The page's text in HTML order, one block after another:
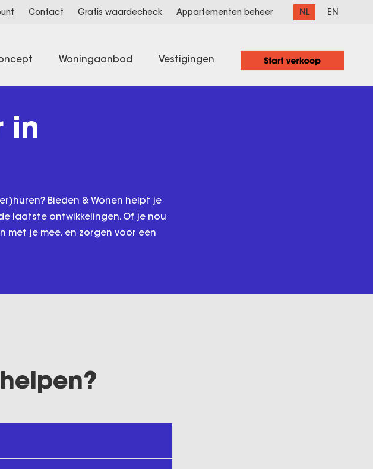
Contact Gratis waardecheck Appartementen beheer NL EN
Woningaanbod Vestigingen
in
Bieden & Wonen helpt je
laatste ontwikkelingen. Of je nou
met je mee, en zorgen voor een